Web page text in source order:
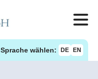
Sprache wählen: DE EN